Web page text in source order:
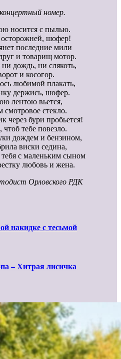
номер.
носится с пылью.
шофер!
последние мили
и товарищ мотор.
дождь, ни слякоть,
и косогор.
любимой плакать,
держись, шофер.
лентою вьется,
смотровое стекло.
через бури пробьется!
тебе повезло.
дождем и бензином,
виски седина,
тебя с маленьким сыном
любовь и жена.
Орловского РДК
накидке с тесьмой
– Хитрая лисичка